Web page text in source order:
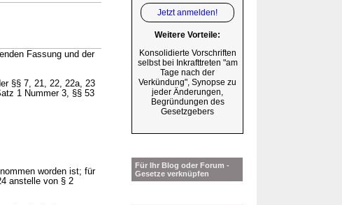
Fassung und der
§§ 7, 21, 22, 22a, 23
1 Nummer 3, §§ 53
worden ist; für
anstelle von § 2
Jetzt anmelden!
Weitere Vorteile:
Konsolidierte Vorschriften
selbst bei Inkrafttreten "am
Tage nach der
Verkündung", Synopse zu
jeder Änderungen,
Begründungen des
Gesetzgebers
Für Ihr Blog oder Forum -
Gesetze verknüpfen